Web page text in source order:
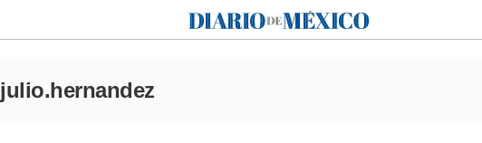
Diario de México
julio.hernandez